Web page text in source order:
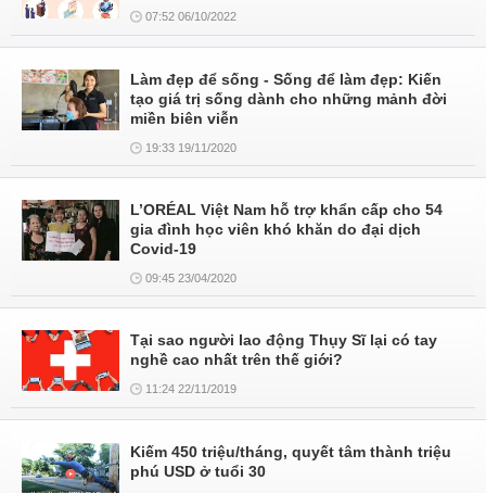
07:52 06/10/2022
Làm đẹp để sống - Sống để làm đẹp: Kiến
tạo giá trị sống dành cho những mảnh đời
miền biên viễn
19:33 19/11/2020
L’ORÉAL Việt Nam hỗ trợ khẩn cấp cho 54
gia đình học viên khó khăn do đại dịch
Covid-19
09:45 23/04/2020
Tại sao người lao động Thụy Sĩ lại có tay
nghề cao nhất trên thế giới?
11:24 22/11/2019
Kiếm 450 triệu/tháng, quyết tâm thành triệu
phú USD ở tuổi 30